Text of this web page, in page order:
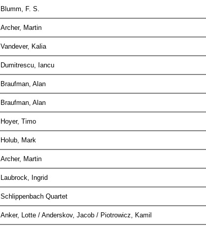
Blumm, F. S.
Archer, Martin
Vandever, Kalia
Dumitrescu, Iancu
Braufman, Alan
Braufman, Alan
Hoyer, Timo
Holub, Mark
Archer, Martin
Laubrock, Ingrid
Schlippenbach Quartet
Anker, Lotte / Anderskov, Jacob / Piotrowicz, Kamil